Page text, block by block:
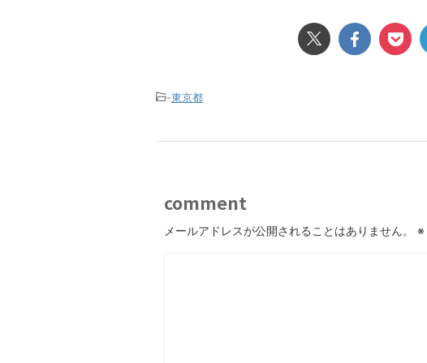
-東京都
comment
メールアドレスが公開されることはありません。 ※